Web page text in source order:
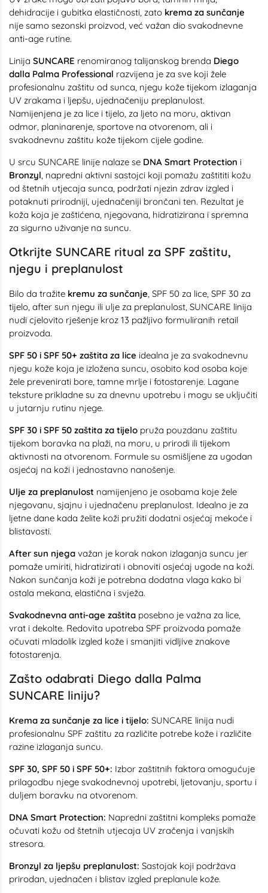
dehidracije i gubitka elastičnosti, zato krema za sunčanje
nije samo sezonski proizvod, već važan dio svakodnevne
anti-age rutine.
Linija SUNCARE renomiranog talijanskog brenda Diego
dalla Palma Professional razvijena je za sve koji žele
profesionalnu zaštitu od sunca, njegu kože tijekom izlaganja
UV zrakama i ljepšu, ujednačeniju preplanulost.
Namijenjena je za lice i tijelo, za ljeto na moru, aktivan
odmor, planinarenje, sportove na otvorenom, ali i
svakodnevnu zaštitu kože tijekom cijele godine.
U srcu SUNCARE linije nalaze se DNA Smart Protection i
Bronzyl, napredni aktivni sastojci koji pomažu zaštititi kožu
od štetnih utjecaja sunca, podržati njezin zdrav izgled i
potaknuti prirodniji, ujednačeniji brončani ten. Rezultat je
koža koja je zaštićena, njegovana, hidratizirana i spremna
za sigurno uživanje na suncu.
Otkrijte SUNCARE ritual za SPF zaštitu,
njegu i preplanulost
Bilo da tražite kremu za sunčanje, SPF 50 za lice, SPF 30 za
tijelo, after sun njegu ili ulje za preplanulost, SUNCARE linija
nudi cjelovito rješenje kroz 13 pažljivo formuliranih retail
proizvoda.
SPF 50 i SPF 50+ zaštita za lice idealna je za svakodnevnu
njegu kože koja je izložena suncu, osobito kod osoba koje
žele prevenirati bore, tamne mrlje i fotostarenje. Lagane
teksture prikladne su za dnevnu upotrebu i mogu se uključiti
u jutarnju rutinu njege.
SPF 30 i SPF 50 zaštita za tijelo pruža pouzdanu zaštitu
tijekom boravka na plaži, na moru, u prirodi ili tijekom
aktivnosti na otvorenom. Formule su osmišljene za ugodan
osjećaj na koži i jednostavno nanošenje.
Ulje za preplanulost namijenjeno je osobama koje žele
njegovanu, sjajnu i ujednačenu preplanulost. Idealno je za
ljetne dane kada želite koži pružiti dodatni osjećaj mekoće i
blistavosti.
After sun njega važan je korak nakon izlaganja suncu jer
pomaže umiriti, hidratizirati i obnoviti osjećaj ugode na koži.
Nakon sunčanja koži je potrebna dodatna vlaga kako bi
ostala mekana, elastična i svježa.
Svakodnevna anti-age zaštita posebno je važna za lice,
vrat i dekolte. Redovita upotreba SPF proizvoda pomaže
očuvati mladolik izgled kože i smanjiti vidljive znakove
fotostarenja.
Zašto odabrati Diego dalla Palma
SUNCARE liniju?
Krema za sunčanje za lice i tijelo: SUNCARE linija nudi
profesionalnu SPF zaštitu za različite potrebe kože i različite
razine izlaganja suncu.
SPF 30, SPF 50 i SPF 50+: Izbor zaštitnih faktora omogućuje
prilagodbu njege svakodnevnoj upotrebi, ljetovanju, sportu i
duljem boravku na otvorenom.
DNA Smart Protection: Napredni zaštitni kompleks pomaže
očuvati kožu od štetnih utjecaja UV zračenja i vanjskih
stresora.
Bronzyl za ljepšu preplanulost: Sastojak koji podržava
prirodan, ujednačen i blistav izgled preplanule kože.